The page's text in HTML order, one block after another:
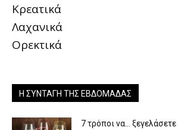
Κρεατικά
Λαχανικά
Ορεκτικά
Η ΣΥΝΤΑΓΉ ΤΗΣ ΕΒΔΟΜΆΔΑΣ
7 τρόποι να…